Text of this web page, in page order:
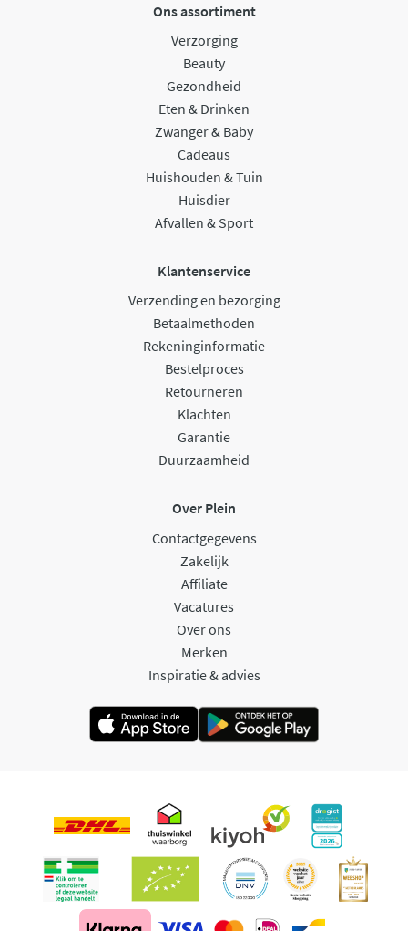
Ons assortiment
Verzorging
Beauty
Gezondheid
Eten & Drinken
Zwanger & Baby
Cadeaus
Huishouden & Tuin
Huisdier
Afvallen & Sport
Klantenservice
Verzending en bezorging
Betaalmethoden
Rekeninginformatie
Bestelproces
Retourneren
Klachten
Garantie
Duurzaamheid
Over Plein
Contactgegevens
Zakelijk
Affiliate
Vacatures
Over ons
Merken
Inspiratie & advies